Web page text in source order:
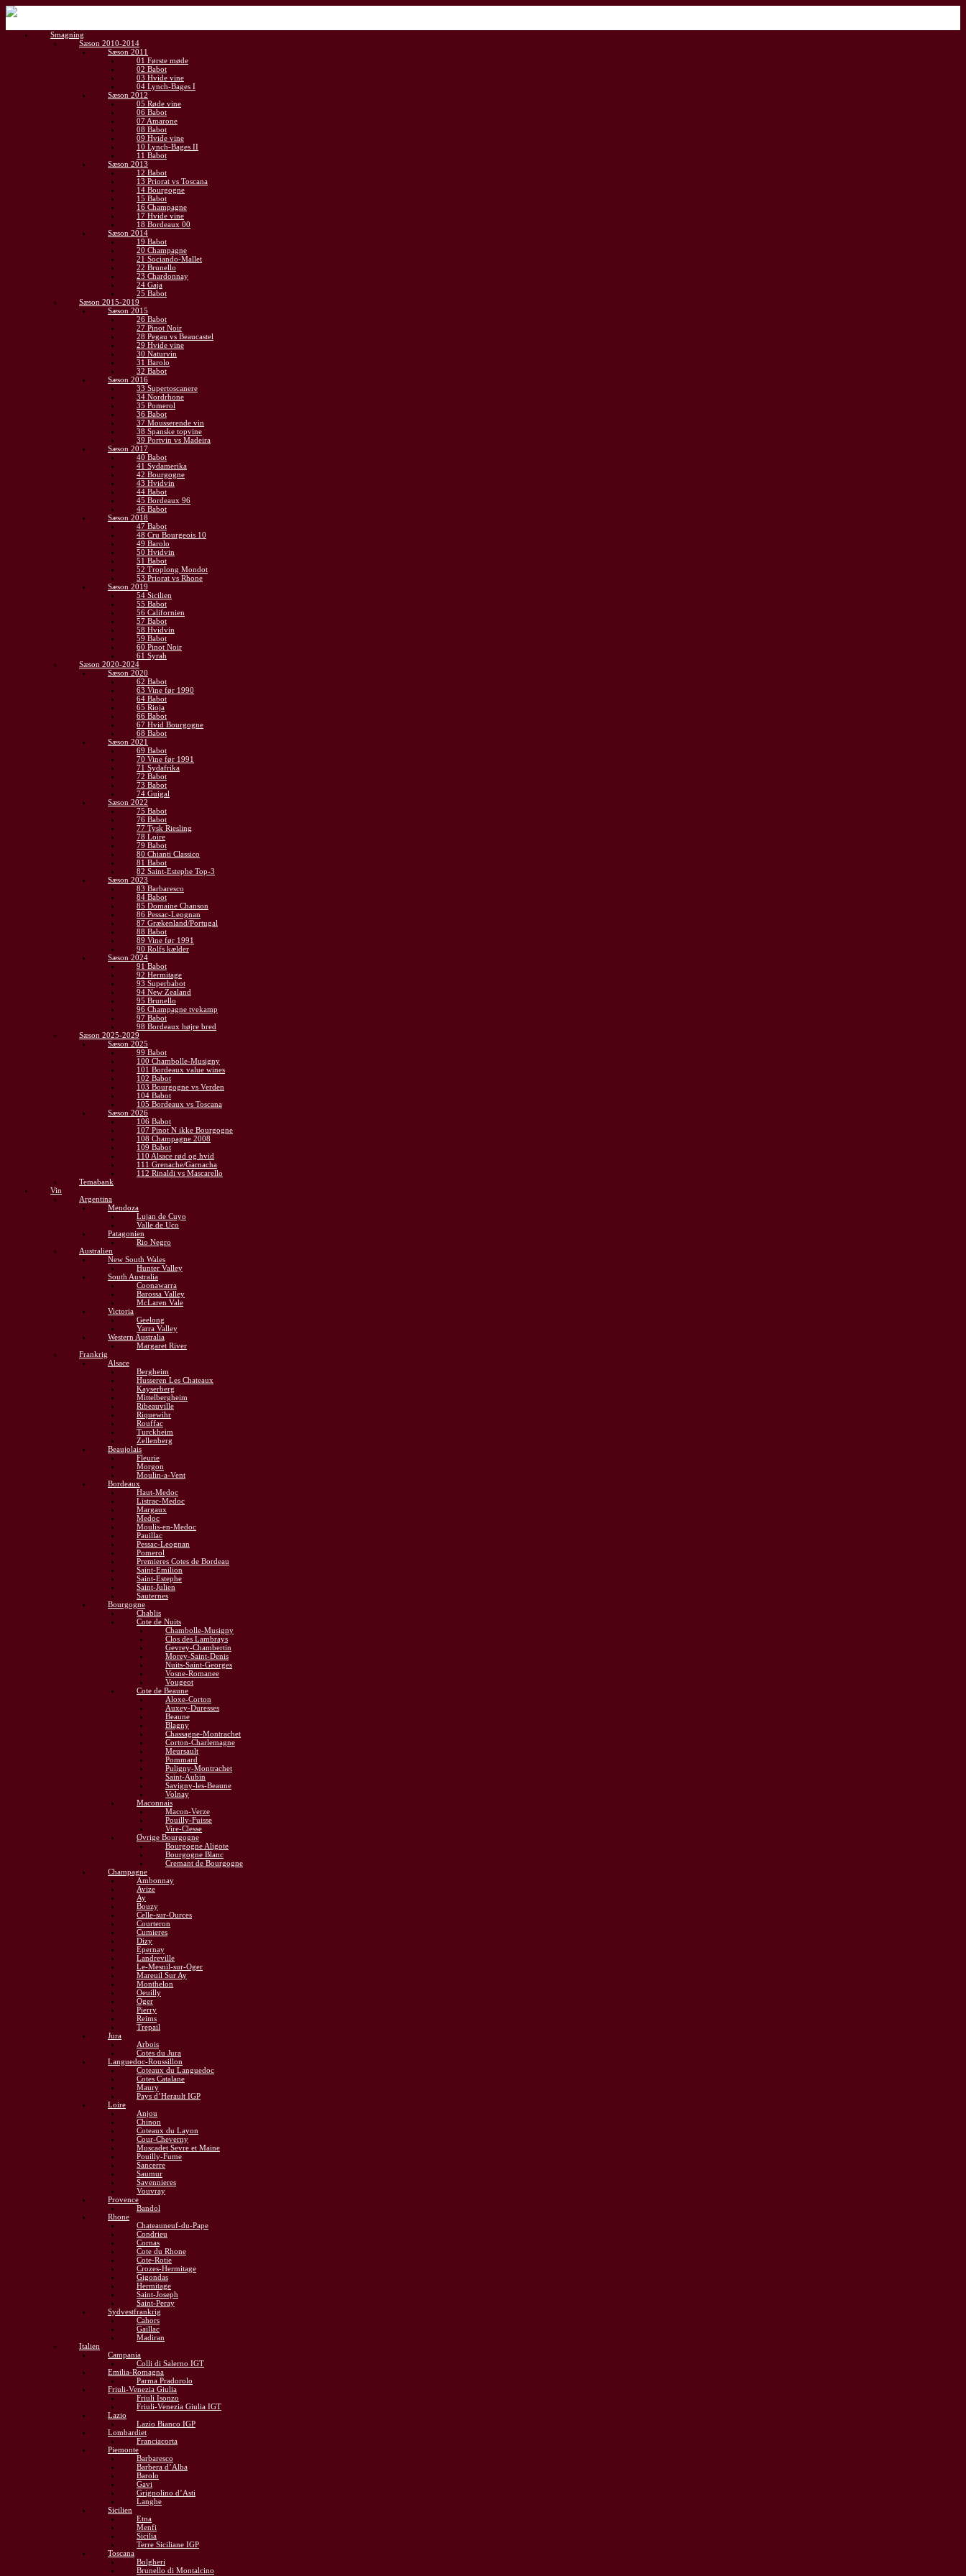
Gå
indhold
Smagning
Sæson 2010-2014
Sæson 2011
01 Første møde
02 Babot
03 Hvide vine
04 Lynch-Bages I
Sæson 2012
05 Røde vine
06 Babot
07 Amarone
08 Babot
09 Hvide vine
10 Lynch-Bages II
11 Babot
Sæson 2013
12 Babot
13 Priorat vs Toscana
14 Bourgogne
15 Babot
16 Champagne
17 Hvide vine
18 Bordeaux 00
Sæson 2014
19 Babot
20 Champagne
21 Sociando-Mallet
22 Brunello
23 Chardonnay
24 Gaja
25 Babot
Sæson 2015-2019
Sæson 2015
26 Babot
27 Pinot Noir
28 Pegau vs Beaucastel
29 Hvide vine
30 Naturvin
31 Barolo
32 Babot
Sæson 2016
33 Supertoscanere
34 Nordrhone
35 Pomerol
36 Babot
37 Mousserende vin
38 Spanske topvine
39 Portvin vs Madeira
Sæson 2017
40 Babot
41 Sydamerika
42 Bourgogne
43 Hvidvin
44 Babot
45 Bordeaux 96
46 Babot
Sæson 2018
47 Babot
48 Cru Bourgeois 10
49 Barolo
50 Hvidvin
51 Babot
52 Troplong Mondot
53 Priorat vs Rhone
Sæson 2019
54 Sicilien
55 Babot
56 Californien
57 Babot
58 Hvidvin
59 Babot
60 Pinot Noir
61 Syrah
Sæson 2020-2024
Sæson 2020
62 Babot
63 Vine før 1990
64 Babot
65 Rioja
66 Babot
67 Hvid Bourgogne
68 Babot
Sæson 2021
69 Babot
70 Vine før 1991
71 Sydafrika
72 Babot
73 Babot
74 Guigal
Sæson 2022
75 Babot
76 Babot
77 Tysk Riesling
78 Loire
79 Babot
80 Chianti Classico
81 Babot
82 Saint-Estephe Top-3
Sæson 2023
83 Barbaresco
84 Babot
85 Domaine Chanson
86 Pessac-Leognan
87 Grækenland/Portugal
88 Babot
89 Vine før 1991
90 Rolfs kælder
Sæson 2024
91 Babot
92 Hermitage
93 Superbabot
94 New Zealand
95 Brunello
96 Champagne tvekamp
97 Babot
98 Bordeaux højre bred
Sæson 2025-2029
Sæson 2025
99 Babot
100 Chambolle-Musigny
101 Bordeaux value wines
102 Babot
103 Bourgogne vs Verden
104 Babot
105 Bordeaux vs Toscana
Sæson 2026
106 Babot
107 Pinot N ikke Bourgogne
108 Champagne 2008
109 Babot
110 Alsace rød og hvid
111 Grenache/Garnacha
112 Rinaldi vs Mascarello
Temabank
Vin
Argentina
Mendoza
Lujan de Cuyo
Valle de Uco
Patagonien
Rio Negro
Australien
New South Wales
Hunter Valley
South Australia
Coonawarra
Barossa Valley
McLaren Vale
Victoria
Geelong
Yarra Valley
Western Australia
Margaret River
Frankrig
Alsace
Bergheim
Husseren Les Chateaux
Kayserberg
Mittelbergheim
Ribeauville
Riquewihr
Rouffac
Turckheim
Zellenberg
Beaujolais
Fleurie
Morgon
Moulin-a-Vent
Bordeaux
Haut-Medoc
Listrac-Medoc
Margaux
Medoc
Moulis-en-Medoc
Pauillac
Pessac-Leognan
Pomerol
Premieres Cotes de Bordeau
Saint-Emilion
Saint-Estephe
Saint-Julien
Sauternes
Bourgogne
Chablis
Cote de Nuits
Chambolle-Musigny
Clos des Lambrays
Gevrey-Chambertin
Morey-Saint-Denis
Nuits-Saint-Georges
Vosne-Romanee
Vougeot
Cote de Beaune
Aloxe-Corton
Auxey-Duresses
Beaune
Blagny
Chassagne-Montrachet
Corton-Charlemagne
Meursault
Pommard
Puligny-Montrachet
Saint-Aubin
Savigny-les-Beaune
Volnay
Maconnais
Macon-Verze
Pouilly-Fuisse
Vire-Clesse
Øvrige Bourgogne
Bourgogne Aligote
Bourgogne Blanc
Cremant de Bourgogne
Champagne
Ambonnay
Avize
Ay
Bouzy
Celle-sur-Ources
Courteron
Cumieres
Dizy
Epernay
Landreville
Le-Mesnil-sur-Oger
Mareuil Sur Ay
Monthelon
Oeuilly
Oger
Pierry
Reims
Trepail
Jura
Arbois
Cotes du Jura
Languedoc-Roussillon
Coteaux du Languedoc
Cotes Catalane
Maury
Pays d’Herault IGP
Loire
Anjou
Chinon
Coteaux du Layon
Cour-Cheverny
Muscadet Sevre et Maine
Pouilly-Fume
Sancerre
Saumur
Savennieres
Vouvray
Provence
Bandol
Rhone
Chateauneuf-du-Pape
Condrieu
Cornas
Cote du Rhone
Cote-Rotie
Crozes-Hermitage
Gigondas
Hermitage
Saint-Joseph
Saint-Peray
Sydvestfrankrig
Cahors
Gaillac
Madiran
Italien
Campania
Colli di Salerno IGT
Emilia-Romagna
Parma Pradorolo
Friuli-Venezia Giulia
Friuli Isonzo
Friuli-Venezia Giulia IGT
Lazio
Lazio Bianco IGP
Lombardiet
Franciacorta
Piemonte
Barbaresco
Barbera d’Alba
Barolo
Gavi
Grignolino d’Asti
Langhe
Sicilien
Etna
Menfi
Sicilia
Terre Siciliane IGP
Toscana
Bolgheri
Brunello di Montalcino